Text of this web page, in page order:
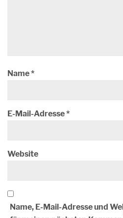
Name*
E-Mail-Adresse*
Website
Name, E-Mail-Adresse und